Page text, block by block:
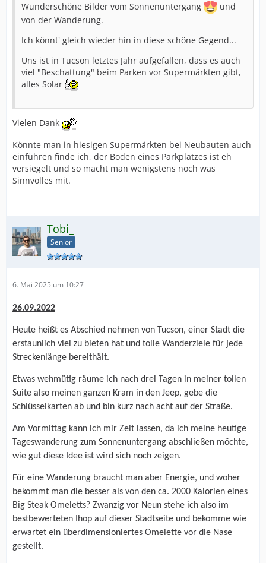
Wunderschöne Bilder vom Sonnenuntergang
und
von der Wanderung.
Ich könnt' gleich wieder hin in diese schöne Gegend...
Uns ist in Tucson letztes Jahr aufgefallen, dass es auch
viel "Beschattung" beim Parken vor Supermärkten gibt,
alles Solar
Vielen Dank
Könnte man in hiesigen Supermärkten bei Neubauten auch
einführen finde ich, der Boden eines Parkplatzes ist eh
versiegelt und so macht man wenigstens noch was
Sinnvolles mit.
Tobi_
Senior
6. Mai 2025 um 10:27
26.09.2022
Heute heißt es Abschied nehmen von Tucson, einer Stadt die
erstaunlich viel zu bieten hat und tolle Wanderziele für jede
Streckenlänge bereithält.
Etwas wehmütig räume ich nach drei Tagen in meiner tollen
Suite also meinen ganzen Kram in den Jeep, gebe die
Schlüsselkarten ab und bin kurz nach acht auf der Straße.
Am Vormittag kann ich mir Zeit lassen, da ich meine heutige
Tageswanderung zum Sonnenuntergang abschließen möchte,
wie gut diese Idee ist wird sich noch zeigen.
Für eine Wanderung braucht man aber Energie, und woher
bekommt man die besser als von den ca. 2000 Kalorien eines
Big Steak Omeletts? Zwanzig vor Neun stehe ich also im
bestbewerteten Ihop auf dieser Stadtseite und bekomme wie
erwartet ein überdimensioniertes Omelette vor die Nase
gestellt.